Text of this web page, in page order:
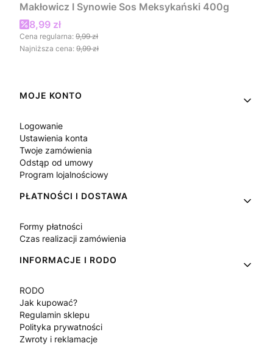
Makłowicz I Synowie Sos Meksykański 400g
Cena promocyjna
8,99 zł
Cena regularna: 9,99 zł
Najniższa cena: 9,99 zł
Linki w stopce
MOJE KONTO
Logowanie
Ustawienia konta
Twoje zamówienia
Odstąp od umowy
Program lojalnościowy
PŁATNOŚCI I DOSTAWA
Formy płatności
Czas realizacji zamówienia
INFORMACJE I RODO
RODO
Jak kupować?
Regulamin sklepu
Polityka prywatności
Zwroty i reklamacje